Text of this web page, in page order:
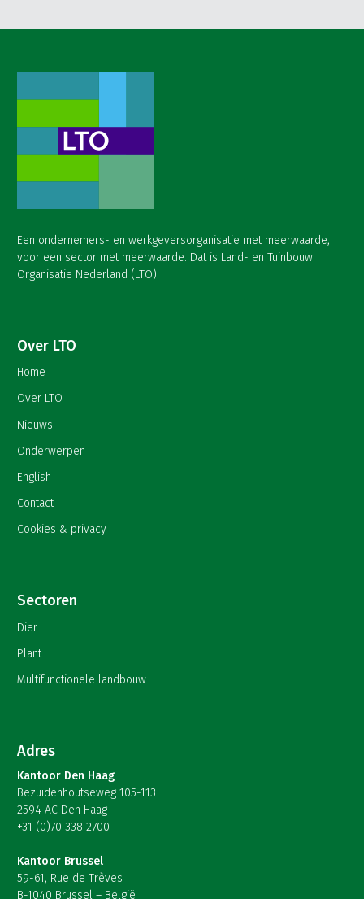
Een ondernemers- en werkgeversorganisatie met meerwaarde,
voor een sector met meerwaarde. Dat is Land- en Tuinbouw
Organisatie Nederland (LTO).
Over LTO
Home
Over LTO
Nieuws
Onderwerpen
English
Contact
Cookies & privacy
Sectoren
Dier
Plant
Multifunctionele landbouw
Adres
Kantoor Den Haag
Bezuidenhoutseweg 105-113
2594 AC Den Haag
+31 (0)70 338 2700
Kantoor Brussel
59-61, Rue de Trèves
B-1040 Brussel – België